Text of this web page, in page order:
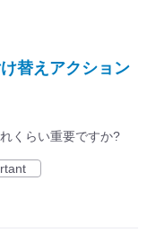
替えアクション
くらい重要ですか?